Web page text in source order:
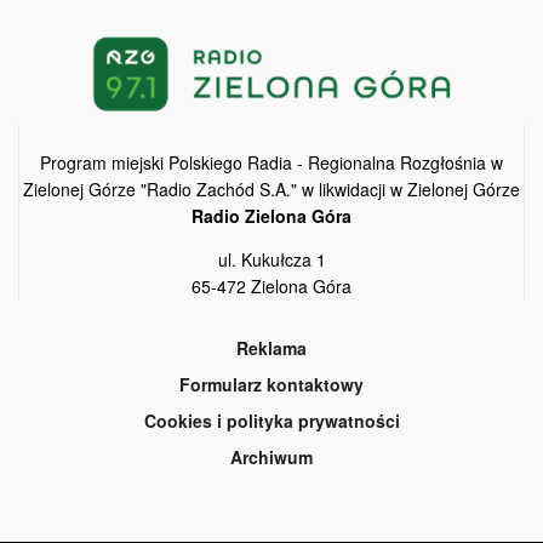
Program miejski Polskiego Radia - Regionalna Rozgłośnia w
Zielonej Górze "Radio Zachód S.A." w likwidacji w Zielonej Górze
Radio Zielona Góra
ul. Kukułcza 1
65-472 Zielona Góra
Reklama
Formularz kontaktowy
Cookies i polityka prywatności
Archiwum